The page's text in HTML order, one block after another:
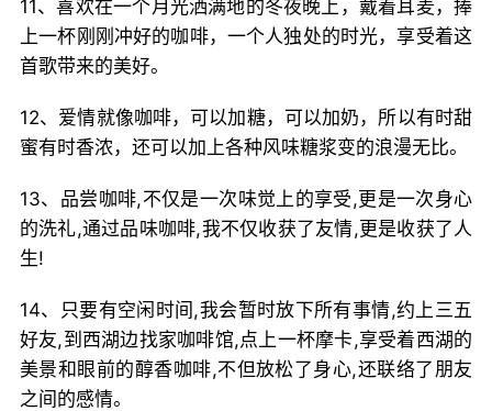
11、喜欢在一个月光洒满地的冬夜晚上，戴着耳麦，捧
上一杯刚刚冲好的咖啡，一个人独处的时光，享受着这
首歌带来的美好。
12、爱情就像咖啡，可以加糖，可以加奶，所以有时甜
蜜有时香浓，还可以加上各种风味糖浆变的浪漫无比。
13、品尝咖啡,不仅是一次味觉上的享受,更是一次身心
的洗礼,通过品味咖啡,我不仅收获了友情,更是收获了人
生!
14、只要有空闲时间,我会暂时放下所有事情,约上三五
好友,到西湖边找家咖啡馆,点上一杯摩卡,享受着西湖的
美景和眼前的醇香咖啡,不但放松了身心,还联络了朋友
之间的感情。